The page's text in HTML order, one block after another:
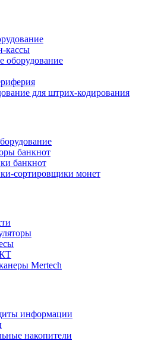
кассы
оборудование
для штрих-кодирования
банкнот
банкнот
сортировщики монет
Mertech
информации
накопители